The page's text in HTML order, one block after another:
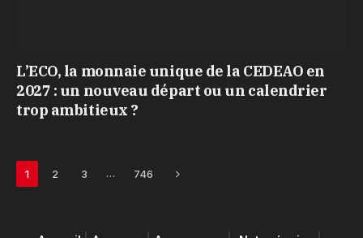
L’ECO, la monnaie unique de la CEDEAO en
2027 : un nouveau départ ou un calendrier
trop ambitieux ?
1 2 3 … 746 Next